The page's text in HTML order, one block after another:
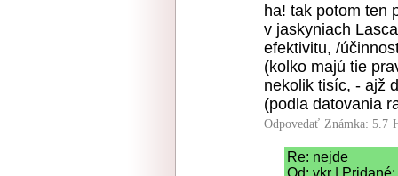
ha! tak potom ten
v jaskyniach
efektivitu, /
(kolko majú tie
nekolik tisíc, - ajž
(podla datovania
Odpovedať Známka: 5.7
Re: nejde
Od: vkr |